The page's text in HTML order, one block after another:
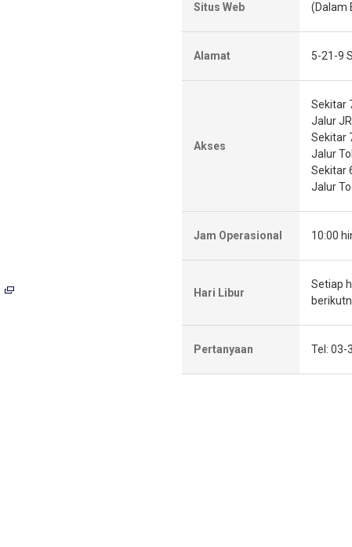
Situs Web (Dalam
Alamat 5-21-9
Akses
Sekitar
Jalur
Sekitar
Jalur
Sekitar
Jalur
Jam Operasional 10:00
Hari Libur
Setiap
Pertanyaan Tel: 03-